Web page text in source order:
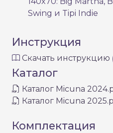
Swing и Tipi Indie
Инструкция
Скачать инструкцию
Каталог
Каталог Micuna
Каталог Micuna
Комплектация